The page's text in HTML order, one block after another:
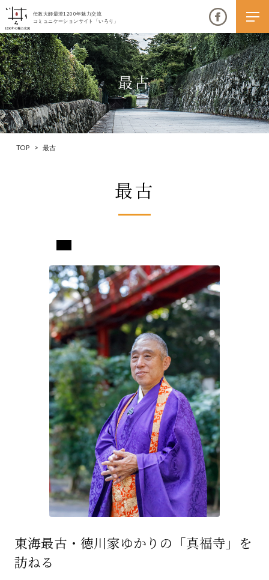
伝教大師最澄1200年魅力交流
コミュニケーションサイト「いろり」
伝教大師最澄1200年魅力交流
いろりとは
大学コラボプロジェクト
伝教大師最澄とは（PDFダウンロード）
いろり端
特集「一隅を照らす」
探訪「1200年の魅力交流」
日本文化を探る
プレスアーカイブ
ニュース & トピックス
サイトポリシー
お問い合わせ
最古
TOP > 最古
最古
東海最古・徳川家ゆかりの「真福寺」を
訪ねる